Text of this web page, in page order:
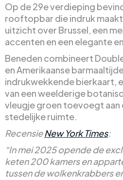
Op de 29e verdieping
rooftopbar die indruk
uitzicht over Brussel, een
accenten en een elegante
Beneden combineert
en Amerikaanse
indrukwekkende bierkaart,
van een weelderige
vleugje groen toevoegt aan
stedelijke ruimte.
RecensieNew York Times:
“In mei 2025 opende de
keten 200 kamers en
tussen de wolkenkrabbers